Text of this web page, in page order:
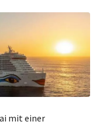
mit einer